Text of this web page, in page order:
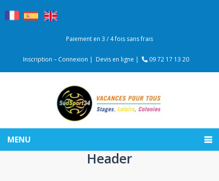
Paiement en 3 / 4 fois sans frais
Inscription – Connexion | Devis en ligne | 09 72 17 13 20
MENU
Header